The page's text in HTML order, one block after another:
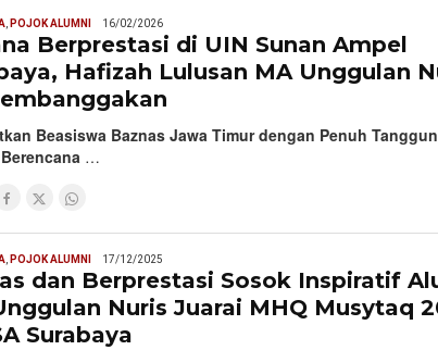
, POJOK ALUMNI 16/02/2026
Berprestasi di UIN Sunan Ampel
Hafizah Lulusan MA Unggulan
Beasiswa Baznas Jawa Timur dengan Penuh
…
, POJOK ALUMNI 17/12/2025
dan Berprestasi Sosok Inspiratif
Nuris Juarai MHQ Musytaq
Surabaya